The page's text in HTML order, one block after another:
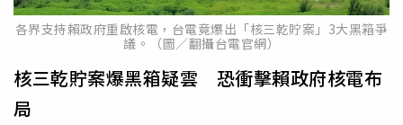
各界支持賴政府重啟核電，台電竟爆出「核三乾貯案」3大黑箱爭
議。（圖／翻攝台電官網）
核三乾貯案爆黑箱疑雲 恐衝擊賴政府核電布
局